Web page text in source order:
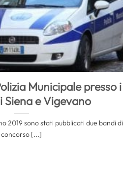
Municipale presso i
Siena e Vigevano
2019 sono stati pubblicati due bandi di
concorso [...]